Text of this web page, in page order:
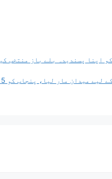
اپنا پسندیدہ بلے باز منتخب